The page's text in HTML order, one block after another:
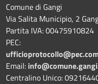
Comune di Gangi
Via Salita Municipio, 2
Partita IVA: 00475910824
PEC:
Email:
Centralino Unico: